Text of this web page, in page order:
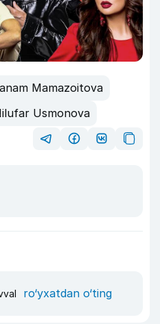
Mamazoitova
Usmonova
ro‘yxatdan o‘ting